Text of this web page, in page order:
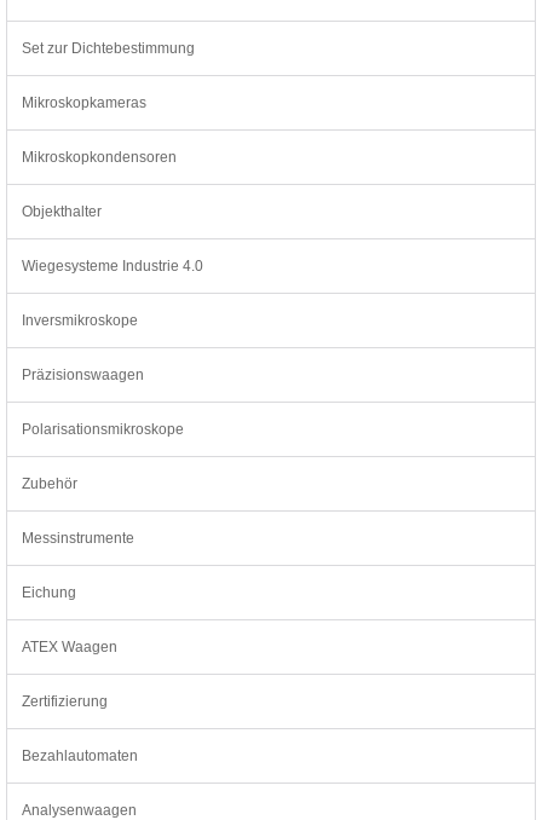
Set zur Dichtebestimmung
Mikroskopkameras
Mikroskopkondensoren
Objekthalter
Wiegesysteme Industrie 4.0
Inversmikroskope
Präzisionswaagen
Polarisationsmikroskope
Zubehör
Messinstrumente
Eichung
ATEX Waagen
Zertifizierung
Bezahlautomaten
Analysenwaagen